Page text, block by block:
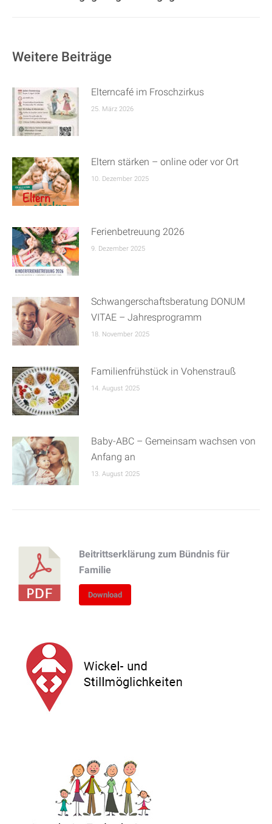
Beitrag:
Weitere Beiträge
Elterncafé im Froschzirkus
25. März 2026
Eltern stärken – online oder vor Ort
10. Dezember 2025
Ferienbetreuung 2026
9. Dezember 2025
Schwangerschaftsberatung DONUM
VITAE – Jahresprogramm
18. November 2025
Familienfrühstück in Vohenstrauß
14. August 2025
Baby-ABC – Gemeinsam wachsen von
Anfang an
13. August 2025
Beitrittserklärung zum Bündnis für
Familie
Download